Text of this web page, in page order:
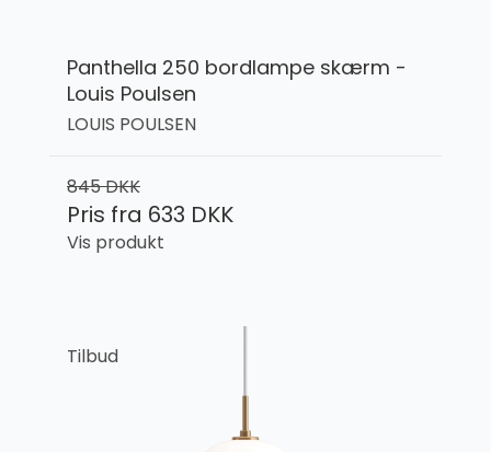
Panthella 250 bordlampe skærm -
Louis Poulsen
LOUIS POULSEN
845 DKK
Pris fra 633 DKK
Vis produkt
Tilbud